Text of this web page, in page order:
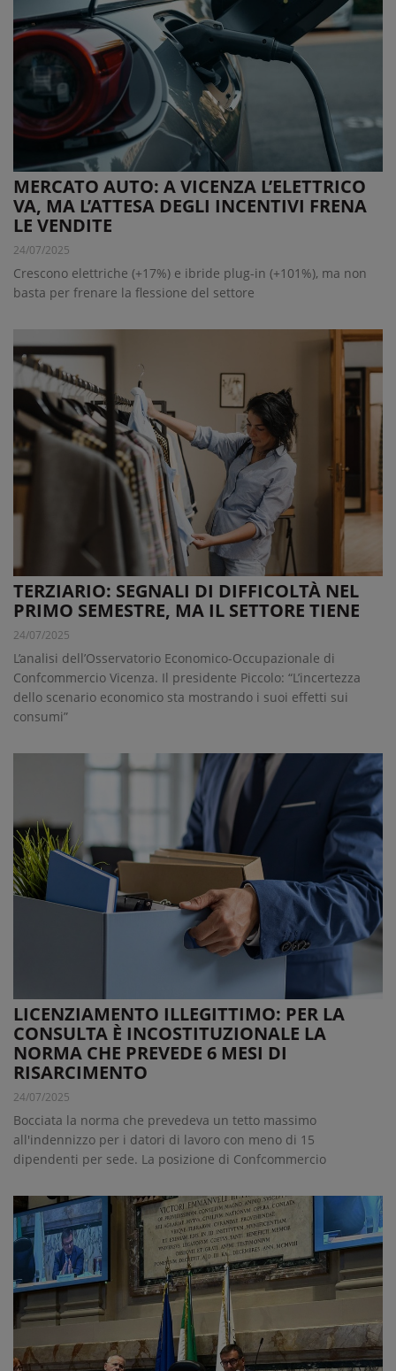
MERCATO AUTO: A VICENZA L’ELETTRICO
VA, MA L’ATTESA DEGLI INCENTIVI FRENA
LE VENDITE
24/07/2025
Crescono elettriche (+17%) e ibride plug-in (+101%), ma non
basta per frenare la flessione del settore
TERZIARIO: SEGNALI DI DIFFICOLTÀ NEL
PRIMO SEMESTRE, MA IL SETTORE TIENE
24/07/2025
L’analisi dell’Osservatorio Economico-Occupazionale di
Confcommercio Vicenza. Il presidente Piccolo: “L’incertezza
dello scenario economico sta mostrando i suoi effetti sui
consumi”
LICENZIAMENTO ILLEGITTIMO: PER LA
CONSULTA È INCOSTITUZIONALE LA
NORMA CHE PREVEDE 6 MESI DI
RISARCIMENTO
24/07/2025
Bocciata la norma che prevedeva un tetto massimo
all'indennizzo per i datori di lavoro con meno di 15
dipendenti per sede. La posizione di Confcommercio